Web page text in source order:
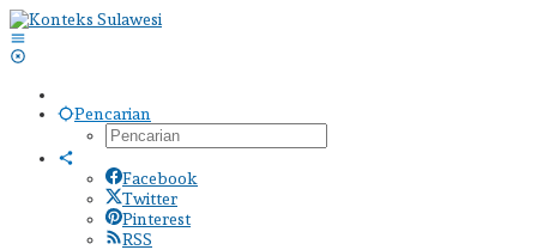
Lewati
ke
konten
Pencarian
Facebook
Twitter
Pinterest
RSS